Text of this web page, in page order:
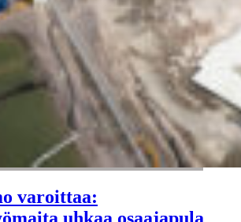
varoittaa: